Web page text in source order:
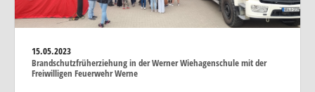
15.05.2023
Brandschutzfrüherziehung in der Werner Wiehagenschule mit der
Freiwilligen Feuerwehr Werne